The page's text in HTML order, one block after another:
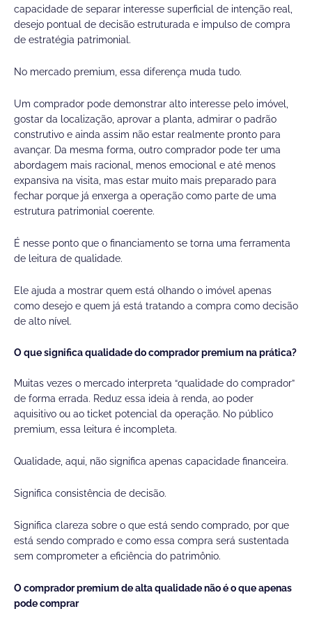
capacidade de separar interesse superficial de intenção real,
desejo pontual de decisão estruturada e impulso de compra
de estratégia patrimonial.
No mercado premium, essa diferença muda tudo.
Um comprador pode demonstrar alto interesse pelo imóvel,
gostar da localização, aprovar a planta, admirar o padrão
construtivo e ainda assim não estar realmente pronto para
avançar. Da mesma forma, outro comprador pode ter uma
abordagem mais racional, menos emocional e até menos
expansiva na visita, mas estar muito mais preparado para
fechar porque já enxerga a operação como parte de uma
estrutura patrimonial coerente.
É nesse ponto que o financiamento se torna uma ferramenta
de leitura de qualidade.
Ele ajuda a mostrar quem está olhando o imóvel apenas
como desejo e quem já está tratando a compra como decisão
de alto nível.
O que significa qualidade do comprador premium na prática?
Muitas vezes o mercado interpreta “qualidade do comprador”
de forma errada. Reduz essa ideia à renda, ao poder
aquisitivo ou ao ticket potencial da operação. No público
premium, essa leitura é incompleta.
Qualidade, aqui, não significa apenas capacidade financeira.
Significa consistência de decisão.
Significa clareza sobre o que está sendo comprado, por que
está sendo comprado e como essa compra será sustentada
sem comprometer a eficiência do patrimônio.
O comprador premium de alta qualidade não é o que apenas
pode comprar